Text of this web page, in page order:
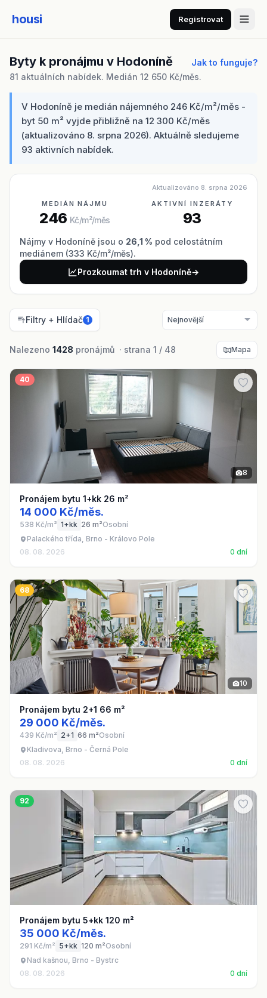
housi Registrovat
Byty k pronájmu v Hodoníně
Jak to funguje?
81 aktuálních nabídek. Medián 12 650 Kč/měs.
V Hodoníně je medián nájemného 246 Kč/m²/měs -
byt 50 m² vyjde přibližně na 12 300 Kč/měs
(aktualizováno 8. srpna 2026). Aktuálně sledujeme
93 aktivních nabídek.
Aktualizováno 8. srpna 2026
MEDIÁN NÁJMU
246 Kč/m²/měs
AKTIVNÍ INZERÁTY
93
Nájmy v Hodoníně jsou o 26,1 % pod celostátním
mediánem (333 Kč/m²/měs).
Prozkoumat trh v Hodoníně→
Filtry + Hlídač 1
Nalezeno 1428 pronájmů · strana 1 / 48 Mapa
40
8
Pronájem bytu 1+kk 26 m²
14 000 Kč/měs.
538 Kč/m² 1+kk 26 m²Osobní
Palackého třída, Brno - Královo Pole
08. 08. 2026
0 dní
68
10
Pronájem bytu 2+1 66 m²
29 000 Kč/měs.
439 Kč/m² 2+1 66 m²Osobní
Kladivova, Brno - Černá Pole
08. 08. 2026
0 dní
92
Pronájem bytu 5+kk 120 m²
35 000 Kč/měs.
291 Kč/m² 5+kk 120 m²Osobní
Nad kašnou, Brno - Bystrc
08. 08. 2026
0 dní